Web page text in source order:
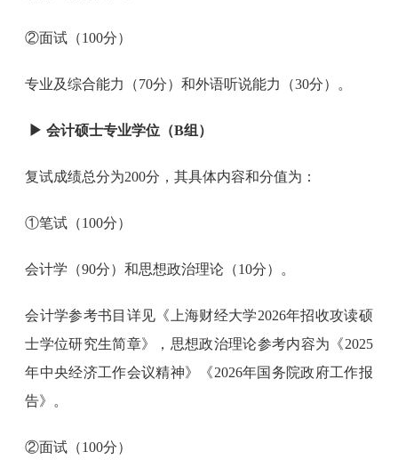
②面试（100分）
专业及综合能力（70分）和外语听说能力（30分）。
▶会计硕士专业学位（B组）
复试成绩总分为200分，其具体内容和分值为：
①笔试（100分）
会计学（90分）和思想政治理论（10分）。
会计学参考书目详见《上海财经大学2026年招收攻读硕
士学位研究生简章》，思想政治理论参考内容为《2025
年中央经济工作会议精神》《2026年国务院政府工作报
告》。
②面试（100分）